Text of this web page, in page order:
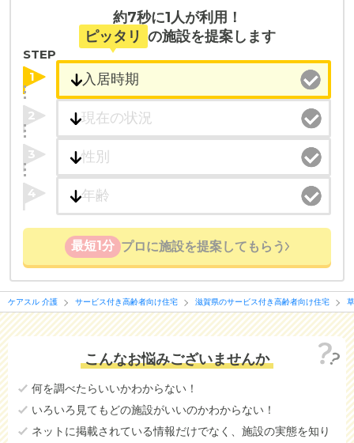
たとえば「カラオケ」「麻雀」が楽しめる施設、
「夫婦入居可」の施設、「看取り可」の施設など、
医療・看護体制から施設を探すこともできます。
約7秒に1人が利用！
ピッタリ の施設を提案します
STEP
1
2
3
4
最短1分 プロに施設を提案してもらう
ケアスル 介護 サービス付き高齢者向け住宅 滋賀県のサービス付き高齢者向け住宅
こんなお悩みございませんか
何を調べたらいいかわからない！
いろいろ見てもどの施設がいいのかわからない！
ネットに掲載されている情報だけでなく、施設の実態を知り